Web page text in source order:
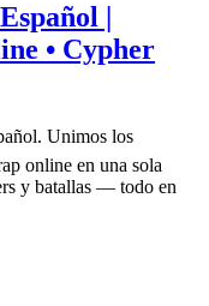
|
• Cypher
Unimos los
online en una sola
y batallas — todo en